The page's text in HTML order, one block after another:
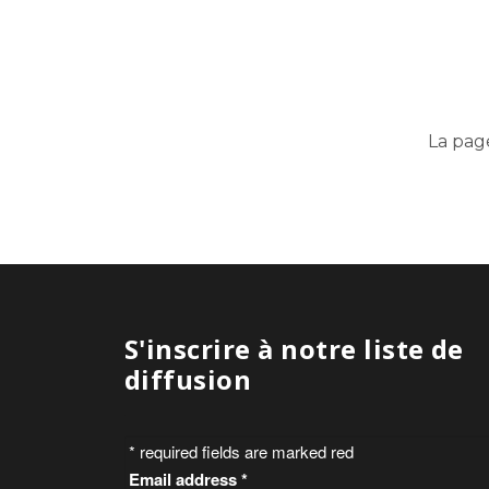
La
S'inscrire à notre liste de
diffusion